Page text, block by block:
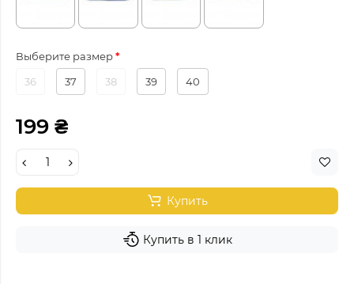
Выберите размер
36
37 38 39 40
199 ₴
Купить
Купить в 1 клик